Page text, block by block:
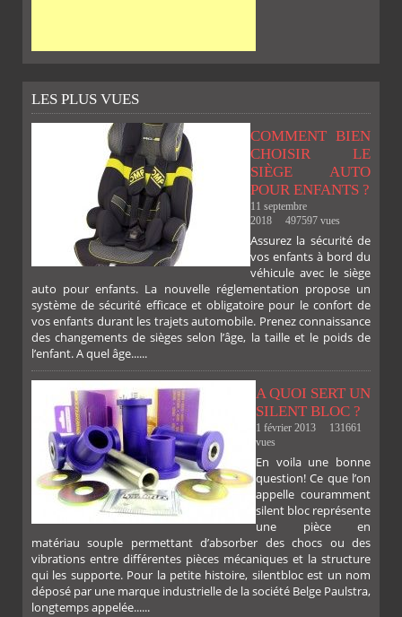
FACEBOOKTWITTERGOOGLEPINTEREST
PLUS
LES PLUS VUES
COMMENT BIEN
CHOISIR LE
SIÈGE AUTO
POUR ENFANTS ?
11 septembre
2018
497597 vues
Assurez la sécurité de
vos enfants à bord du
véhicule avec le siège
auto pour enfants. La nouvelle réglementation propose un
système de sécurité efficace et obligatoire pour le confort de
vos enfants durant les trajets automobile. Prenez connaissance
des changements de sièges selon l’âge, la taille et le poids de
l’enfant. A quel âge......
A QUOI SERT UN
SILENT BLOC ?
1 février 2013
131661
vues
En voila une bonne
question! Ce que l’on
appelle couramment
silent bloc représente
une pièce en
matériau souple permettant d’absorber des chocs ou des
vibrations entre différentes pièces mécaniques et la structure
qui les supporte. Pour la petite histoire, silentbloc est un nom
déposé par une marque industrielle de la société Belge Paulstra,
longtemps appelée......